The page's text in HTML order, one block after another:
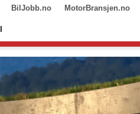
BilJobb.no MotorBransjen.no